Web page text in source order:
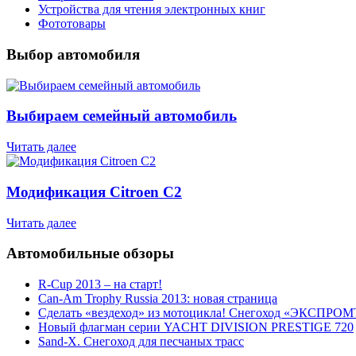
Устройства для чтения электронных книг
Фототовары
Выбор автомобиля
Выбираем семейный автомобиль
Читать далее
Модификация Citroen С2
Читать далее
Автомобильные обзоры
R-Cup 2013 – на старт!
Can-Am Trophy Russia 2013: новая страница
Сделать «вездеход» из мотоцикла! Снегоход
Новый флагман серии YACHT DIVISION PRESTIGE 720
Sand-X. Снегоход для песчаных трасс